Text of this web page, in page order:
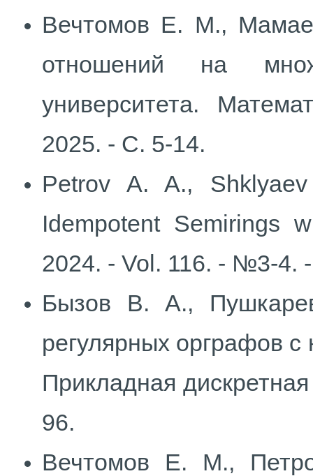
Вечтомов Е. М.,
отношений на
университета.
2025. - С. 5-14.
Petrov A. A.,
Idempotent Semirings
2024. - Vol. 116. - №3-4.
Бызов В. А.,
регулярных орграфов
Прикладная
96.
Вечтомов Е. М.,